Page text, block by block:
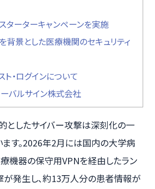
ターターキャンペーンを実施
背景とした医療機関のセキュリティ
ト・ログインについて
バルサイン株式会社
としたサイバー攻撃は深刻化の一
ます。2026年2月には国内の大学病
療機器の保守用VPNを経由したラン
が発生し、約13万人分の患者情報が